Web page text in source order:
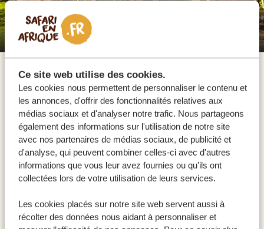
Ce site web utilise des cookies.
Les cookies nous permettent de personnaliser le contenu et
les annonces, d'offrir des fonctionnalités relatives aux
médias sociaux et d'analyser notre trafic. Nous partageons
également des informations sur l'utilisation de notre site
avec nos partenaires de médias sociaux, de publicité et
d'analyse, qui peuvent combiner celles-ci avec d'autres
informations que vous leur avez fournies ou qu'ils ont
collectées lors de votre utilisation de leurs services.
Les cookies placés sur notre site web servent aussi à
récolter des données nous aidant à personnaliser et
Haven Lodge (Buhoma Sector)
Le secteur de Buhoma, situé dans la partie nord du
parc national de la forêt impénétrable de Bwindi, est le
plus grand secteur et abrite quatre familles de gorilles,
en faisant le pionnier en matière de trekking avec les
gorilles en Ouganda depuis l'ouverture de l'ouverture
de son premier parcours en 1993. Tandis que les
randonnées ici sont plus accessibles, elles offrent
d'Afrique, attirants pour les passionnés de randonnée.